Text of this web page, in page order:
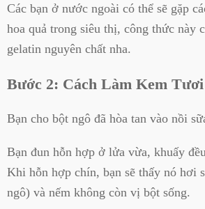
Các bạn ở nước ngoài có thể sẽ gặp
hoa quả trong siêu thị, công thức này
gelatin nguyên chất nha.
Bước 2: Cách Làm Kem
Bạn cho bột ngô đã hòa tan vào nồi
Bạn đun hỗn hợp ở lửa vừa, khuấy
Khi hỗn hợp chín, bạn sẽ thấy nó hơi
ngô) và nếm không còn vị bột sống.